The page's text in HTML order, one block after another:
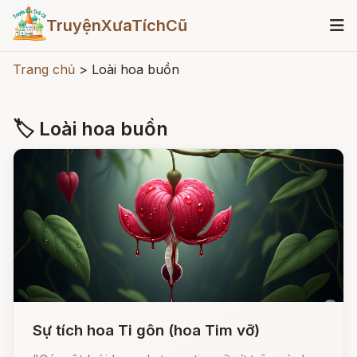
TruyệnXưaTíchCũ
Trang chủ > Loài hoa buồn
🏷 Loài hoa buồn
Sự tích hoa Ti gôn (hoa Tim vỡ)